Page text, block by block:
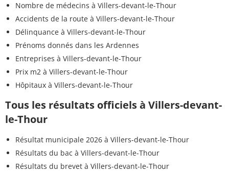
Nombre de médecins à Villers-devant-le-Thour
Accidents de la route à Villers-devant-le-Thour
Délinquance à Villers-devant-le-Thour
Prénoms donnés dans les Ardennes
Entreprises à Villers-devant-le-Thour
Prix m2 à Villers-devant-le-Thour
Hôpitaux à Villers-devant-le-Thour
Tous les résultats officiels à Villers-devant-
le-Thour
Résultat municipale 2026 à Villers-devant-le-Thour
Résultats du bac à Villers-devant-le-Thour
Résultats du brevet à Villers-devant-le-Thour